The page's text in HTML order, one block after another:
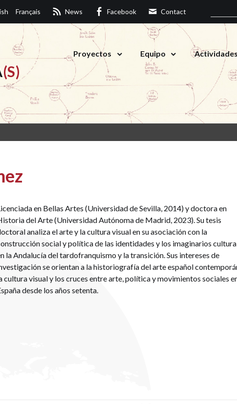
Français News Facebook Contact
(S)
Proyectos Equipo
en Bellas Artes (Universidad de Sevilla, 2014) y doctora en
del Arte (Universidad Autónoma de Madrid, 2023). Su tesis
analiza el arte y la cultura visual en su asociación con la
social y política de las identidades y los imaginarios
la Andalucía del tardofranquismo y la transición. Sus intereses de
se orientan a la historiografía del arte español
cultura visual y los cruces entre arte, política y movimientos sociales
desde los años setenta.